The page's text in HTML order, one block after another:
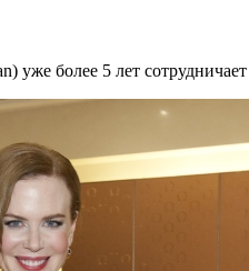
более 5 лет сотрудничает